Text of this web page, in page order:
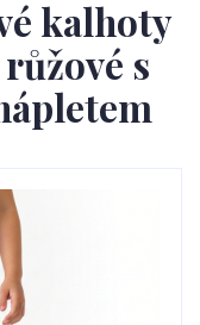
kalhoty
s